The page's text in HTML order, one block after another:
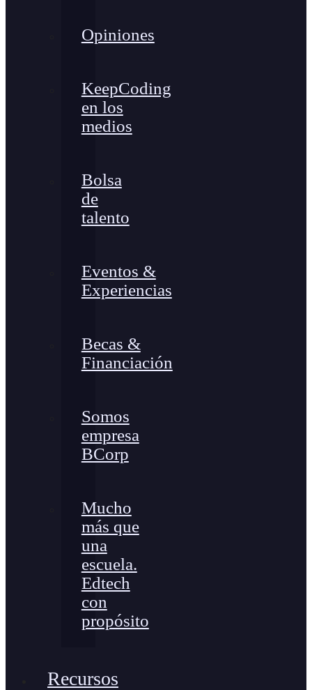
Opiniones
KeepCoding
en los
medios
Bolsa
de
talento
Eventos &
Experiencias
Becas &
Financiación
Somos
empresa
BCorp
Mucho
más que
una
escuela.
Edtech
con
propósito
Recursos